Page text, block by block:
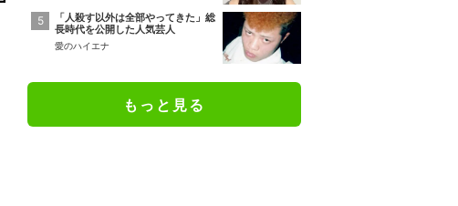
「人殺す以外は全部やってきた」総
長時代を公開した人気芸人
愛のハイエナ
もっと見る